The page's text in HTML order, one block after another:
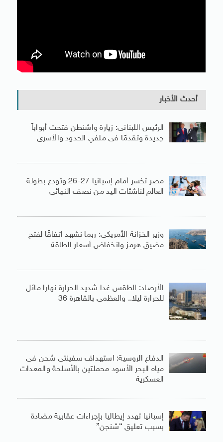
أحدث الأخبار
الرئيس اللبنانى: زيارة واشنطن فتحت أبواباً
جديدة وتقدمًا فى ملفي الحدود والأسرى
مصر تخسر أمام إسبانيا 27-26 وتودع بطولة
العالم لناشئات اليد من نصف النهائى
وزير الخزانة الأمريكى: ربما نشهد اتفاقًا لفتح
مضيق هرمز وانخفاض أسعار الطاقة
الأرصاد: الطقس غدا شديد الحرارة نهارا مائل
للحرارة ليلا.. والعظمى بالقاهرة 36
الدفاع الروسية: استهداف سفينتى شحن فى
مياه البحر الأسود محملتين بالأسلحة والمعدات
العسكرية
إسبانيا تهدد إيطاليا بإجراءات عقابية مضادة
بسبب تعليق “شنجن”